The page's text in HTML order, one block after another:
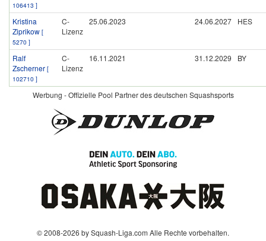
106413 ]
Kristina
Ziprikow [
5270 ]
C-
Lizenz
25.06.2023 24.06.2027 HES
Ralf
Zscherner [
102710 ]
C-
Lizenz
16.11.2021 31.12.2029 BY
Werbung - Offizielle Pool Partner des deutschen Squashsports
© 2008-2026 by Squash-Liga.com Alle Rechte vorbehalten.